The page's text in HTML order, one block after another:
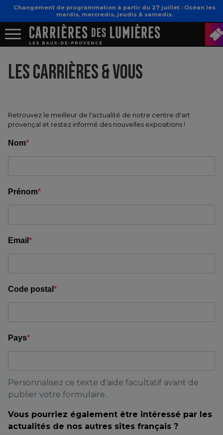
Changement de programmation à partir du 27 juillet : Océan les
mardis, mercredis, jeudis & samedis.
LES CARRIÈRES & VOUS
Retrouvez le meilleur de l'actualité de notre centre d'art
provençal et restez informé des nouvelles expositions !
Nom
Prénom
Email
Code postal
Pays
Personnalisez ce texte d'aide facultatif avant de
publier votre formulaire..
Vous pourriez également être intéressé par les
actualités de nos autres sites français ?